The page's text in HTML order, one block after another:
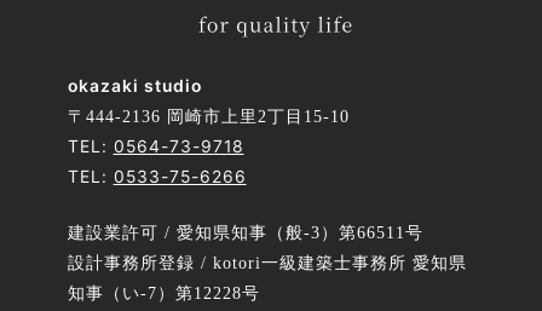
okazaki studio
〒444-2136 岡崎市上里2丁目15-10
TEL: 0564-73-9718
TEL: 0533-75-6266
建設業許可 / 愛知県知事（般-3）第66511号
設計事務所登録 / kotori一級建築士事務所 愛知県
知事（い-7）第12228号